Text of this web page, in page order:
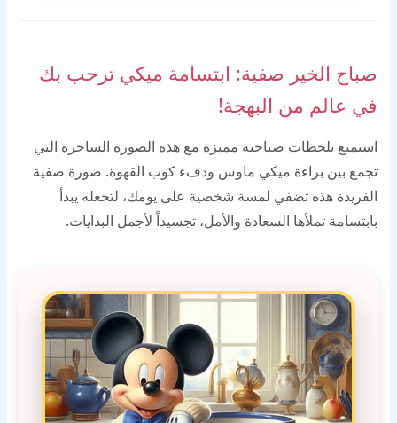
صباح الخير صفية: ابتسامة ميكي ترحب بك
في عالم من البهجة!
استمتع بلحظات صباحية مميزة مع هذه الصورة الساحرة التي
تجمع بين براءة ميكي ماوس ودفء كوب القهوة. صورة صفية
الفريدة هذه تضفي لمسة شخصية على يومك، لتجعله يبدأ
بابتسامة تملأها السعادة والأمل، تجسيداً لأجمل البدايات.